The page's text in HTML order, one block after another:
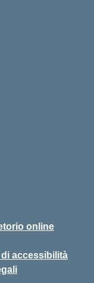
online
accessibilità